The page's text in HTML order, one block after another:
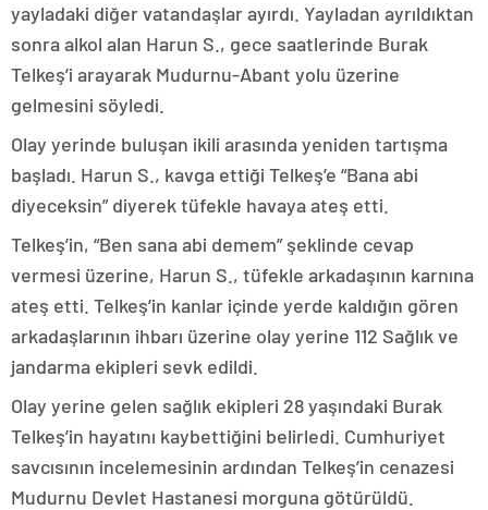
yayladaki diğer vatandaşlar ayırdı. Yayladan ayrıldıktan
sonra alkol alan Harun S., gece saatlerinde Burak
Telkeş’i arayarak Mudurnu-Abant yolu üzerine
gelmesini söyledi.
Olay yerinde buluşan ikili arasında yeniden tartışma
başladı. Harun S., kavga ettiği Telkeş’e “Bana abi
diyeceksin” diyerek tüfekle havaya ateş etti.
Telkeş’in, “Ben sana abi demem” şeklinde cevap
vermesi üzerine, Harun S., tüfekle arkadaşının karnına
ateş etti. Telkeş’in kanlar içinde yerde kaldığın gören
arkadaşlarının ihbarı üzerine olay yerine 112 Sağlık ve
jandarma ekipleri sevk edildi.
Olay yerine gelen sağlık ekipleri 28 yaşındaki Burak
Telkeş’in hayatını kaybettiğini belirledi. Cumhuriyet
savcısının incelemesinin ardından Telkeş’in cenazesi
Mudurnu Devlet Hastanesi morguna götürüldü.